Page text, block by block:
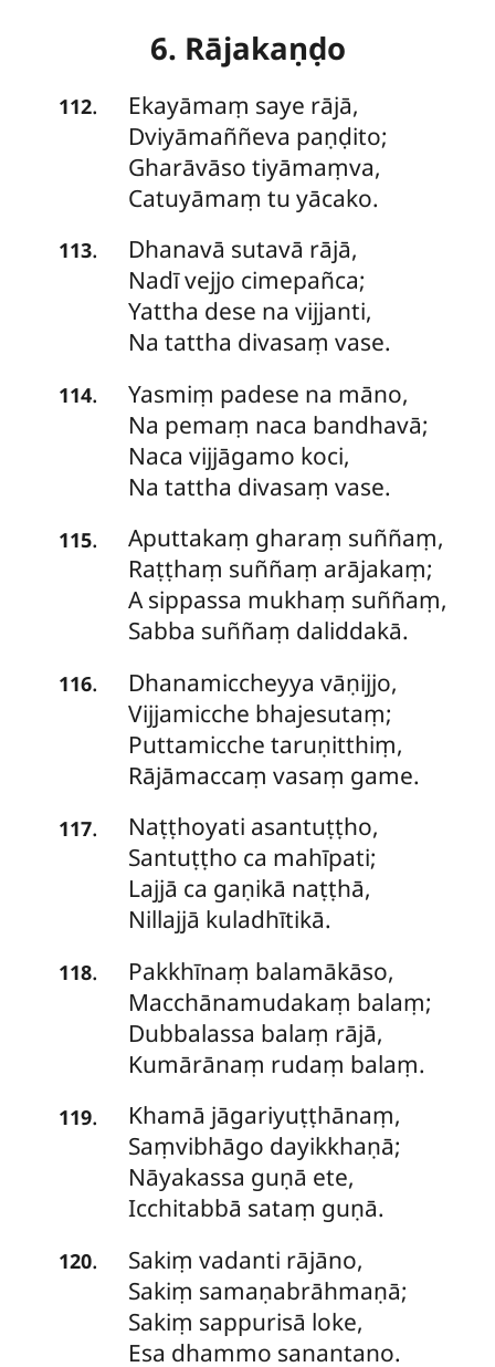
6. Rājakaṇḍo
112.
Ekayāmaṃ saye rājā,
Dviyāmaññeva paṇḍito;
Gharāvāso tiyāmaṃva,
Catuyāmaṃ tu yācako.
113.
Dhanavā sutavā rājā,
Nadī vejjo cimepañca;
Yattha dese na vijjanti,
Na tattha divasaṃ vase.
114.
Yasmiṃ padese na māno,
Na pemaṃ naca bandhavā;
Naca vijjāgamo koci,
Na tattha divasaṃ vase.
115.
Aputtakaṃ gharaṃ suññaṃ,
Raṭṭhaṃ suññaṃ arājakaṃ;
A sippassa mukhaṃ suññaṃ,
Sabba suññaṃ daliddakā.
116.
Dhanamiccheyya vāṇijjo,
Vijjamicche bhajesutaṃ;
Puttamicche taruṇitthiṃ,
Rājāmaccaṃ vasaṃ game.
117.
Naṭṭhoyati asantuṭṭho,
Santuṭṭho ca mahīpati;
Lajjā ca gaṇikā naṭṭhā,
Nillajjā kuladhītikā.
118.
Pakkhīnaṃ balamākāso,
Macchānamudakaṃ balaṃ;
Dubbalassa balaṃ rājā,
Kumārānaṃ rudaṃ balaṃ.
119.
Khamā jāgariyuṭṭhānaṃ,
Saṃvibhāgo dayikkhaṇā;
Nāyakassa guṇā ete,
Icchitabbā sataṃ guṇā.
120.
Sakiṃ vadanti rājāno,
Sakiṃ samaṇabrāhmaṇā;
Sakiṃ sappurisā loke,
Esa dhammo sanantano.